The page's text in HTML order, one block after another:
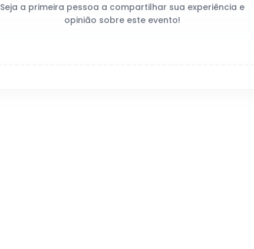
Seja a primeira pessoa a compartilhar sua experiência e
opinião sobre este evento!